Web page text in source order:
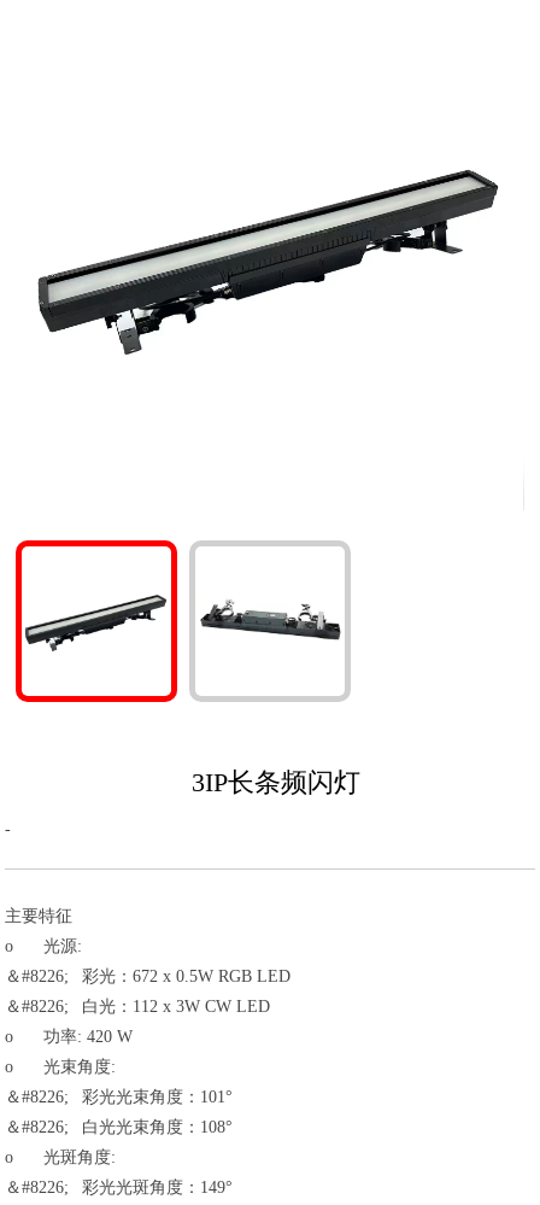
3IP长条频闪灯
-
主要特征
o
光源:
＆#8226;
彩光：672 x 0.5W RGB LED
＆#8226;
白光：112 x 3W CW LED
o
功率: 420 W
o
光束角度:
＆#8226;
彩光光束角度：101°
＆#8226;
白光光束角度：108°
o
光斑角度:
＆#8226;
彩光光斑角度：149°